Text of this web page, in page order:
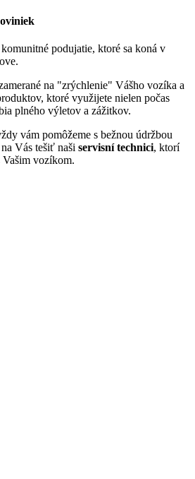
podujatie, ktoré sa koná v
na "zrýchlenie" Vášho vozíka a
ktoré využijete nielen počas
plného výletov a zážitkov.
vám pomôžeme s bežnou údržbou
Vás tešiť naši servisní technici, ktorí
vozíkom.